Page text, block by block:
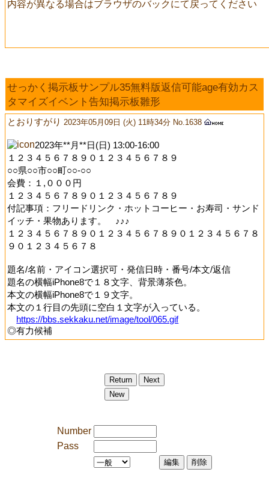
内容が異なる場合はブラウザのバックにて戻ってください
せっかく掲示板サンプル35無料版返信可能age有効カス
タマイズイベント告知掲示板雛形
とおりすがり 2023年05月09日 (火) 11時34分 No.1638
2023年**月**日(日) 13:00-16:00
１２３４５６７８９０１２３４５６７８９
○○県○○市○○町○○-○○
会費：１,０００円
１２３４５６７８９０１２３４５６７８９
付記事項：フリードリンク・ホットコーヒー・お寿司・サンド
イッチ・果物あります。 ♪♪♪
１２３４５６７８９０１２３４５６７８９０１２３４５６７８
９０１２３４５６７８
題名/名前・アイコン選択可・発信日時・番号/本文/返信
題名の横幅iPhone8で１８文字、背景薄茶色。
本文の横幅iPhone8で１９文字。
本文の１行目の先頭に空白１文字が入っている。
https://bbs.sekkaku.net/image/tool/065.gif
◎有力候補
Number
Pass